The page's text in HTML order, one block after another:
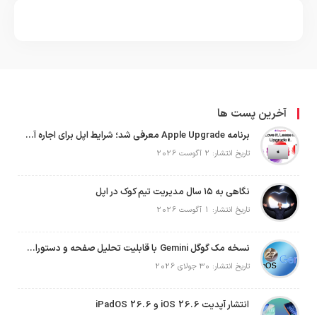
آخرین پست ها
برنامه Apple Upgrade معرفی شد؛ شرایط اپل برای اجاره آیفون، آیپد، مک و اپل واچ
تاریخ انتشار: 2 آگوست 2026
نگاهی به ۱۵ سال مدیریت تیم کوک در اپل
تاریخ انتشار: 1 آگوست 2026
نسخه مک گوگل Gemini با قابلیت تحلیل صفحه و دستورات صوتی در به‌روزرسانی جدید
تاریخ انتشار: 30 جولای 2026
انتشار آپدیت iOS 26.6 و iPadOS 26.6